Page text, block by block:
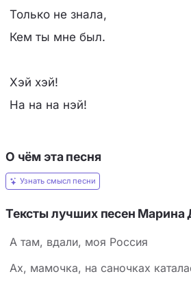
Только не знала,
Кем ты мне был.
Хэй хэй!
На на на нэй!
О чём эта песня
Узнать смысл песни
Тексты лучших песен Марина
А там, вдали, моя Россия
Ах, мамочка, на саночках